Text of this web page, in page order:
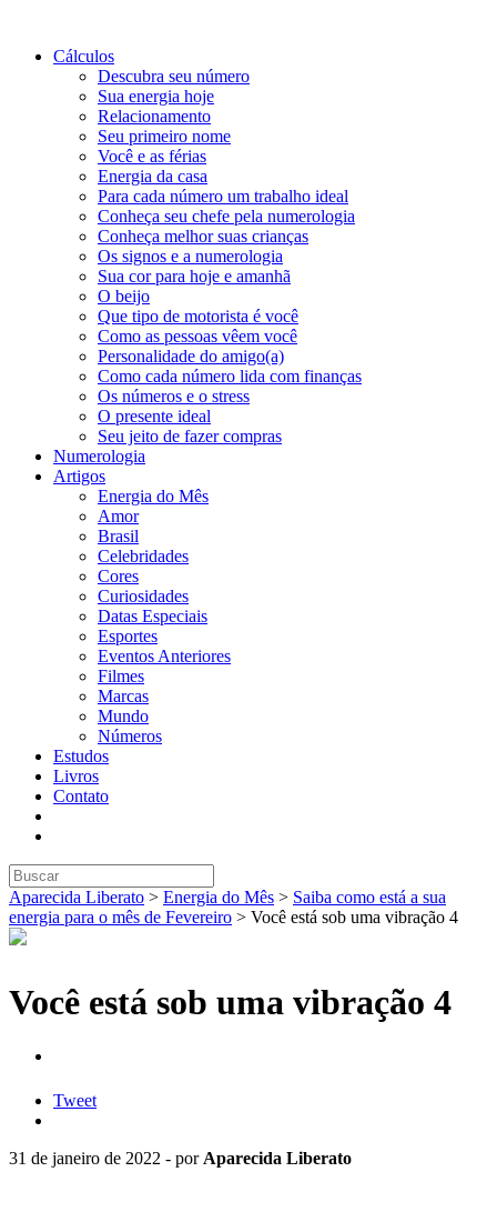
Cálculos
Descubra seu número
Sua energia hoje
Relacionamento
Seu primeiro nome
Você e as férias
Energia da casa
Para cada número um trabalho ideal
Conheça seu chefe pela numerologia
Conheça melhor suas crianças
Os signos e a numerologia
Sua cor para hoje e amanhã
O beijo
Que tipo de motorista é você
Como as pessoas vêem você
Personalidade do amigo(a)
Como cada número lida com finanças
Os números e o stress
O presente ideal
Seu jeito de fazer compras
Numerologia
Artigos
Energia do Mês
Amor
Brasil
Celebridades
Cores
Curiosidades
Datas Especiais
Esportes
Eventos Anteriores
Filmes
Marcas
Mundo
Números
Estudos
Livros
Contato
Aparecida Liberato > Energia do Mês > Saiba como está a sua
energia para o mês de Fevereiro > Você está sob uma vibração 4
Você está sob uma vibração 4
Tweet
31 de janeiro de 2022 - por Aparecida Liberato